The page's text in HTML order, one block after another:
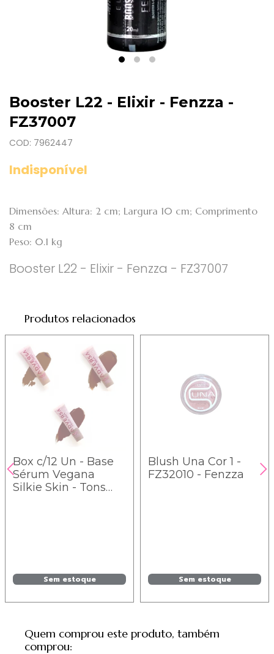
Booster L22 - Elixir - Fenzza -
FZ37007
COD: 7962447
Indisponível
Dimensões: Altura: 2 cm; Largura 10 cm; Comprimento
8 cm
Peso: 0.1 kg
Booster L22 - Elixir - Fenzza - FZ37007
Produtos relacionados
Box c/12 Un - Base
Sérum Vegana
Silkie Skin - Tons
Sem estoque
Blush Una Cor 1 -
FZ32010 - Fenzza
Sem estoque
Quem comprou este produto, também
comprou: